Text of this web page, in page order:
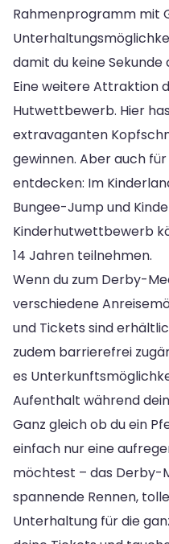
Rahmenprogramm mit
damit du keine
Eine weitere Attraktion
Hutwettbewerb. Hier
extravaganten
gewinnen. Aber auch
entdecken: Im
Bungee-Jump und
Kinderhutwettbewerb
14 Jahren teilnehmen.
Wenn du zum Derby-
verschiedene
und Tickets sind
zudem barrierefrei
es
Aufenthalt während
Ganz gleich ob du ein
einfach nur eine
möchtest – das Derby-
spannende Rennen,
Unterhaltung für die